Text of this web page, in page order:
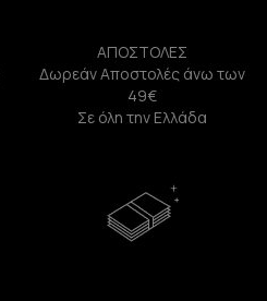
ΑΠΟΣΤΟΛΕΣ
Δωρεάν Αποστολές άνω των
49€
Σε όλη την Ελλάδα